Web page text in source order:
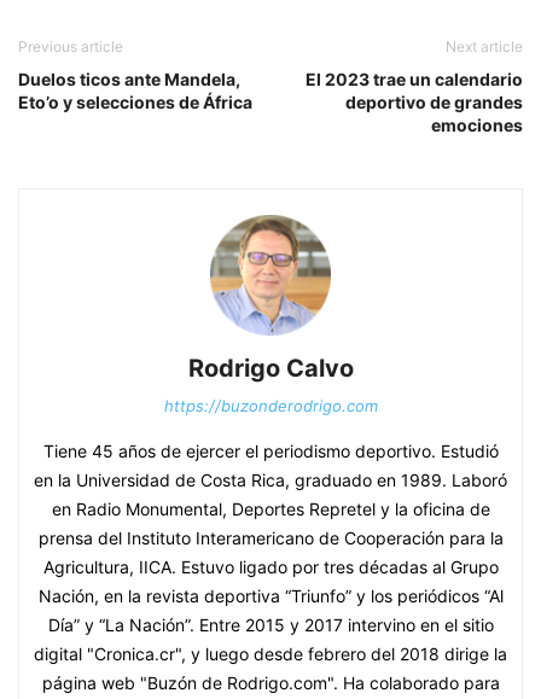
Previous article
Duelos ticos ante Mandela,
Eto’o y selecciones de África
Next article
El 2023 trae un calendario
deportivo de grandes
emociones
Rodrigo Calvo
https://buzonderodrigo.com
Tiene 45 años de ejercer el periodismo deportivo. Estudió
en la Universidad de Costa Rica, graduado en 1989. Laboró
en Radio Monumental, Deportes Repretel y la oficina de
prensa del Instituto Interamericano de Cooperación para la
Agricultura, IICA. Estuvo ligado por tres décadas al Grupo
Nación, en la revista deportiva “Triunfo” y los periódicos “Al
Día” y “La Nación”. Entre 2015 y 2017 intervino en el sitio
digital "Cronica.cr", y luego desde febrero del 2018 dirige la
página web "Buzón de Rodrigo.com". Ha colaborado para